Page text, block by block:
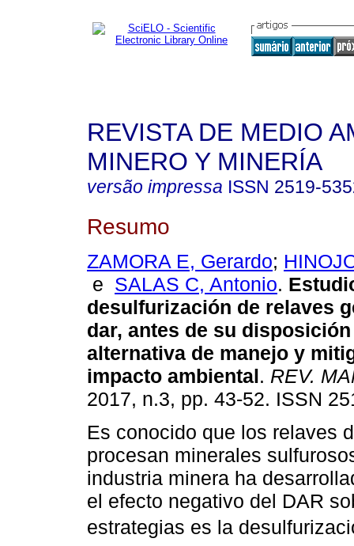
REVISTA DE MEDIO
MINERO Y MINERÍA
versão impressa ISSN 2519-
Resumo
ZAMORA E, Gerardo;
e SALAS C, Antonio.
desulfurización de relaves
dar, antes de su
alternativa de manejo y
impacto ambiental. REV.
2017, n.3, pp. 43-52. ISSN
Es conocido que los relaves
procesan minerales
industria minera ha
el efecto negativo del DAR
estrategias es la